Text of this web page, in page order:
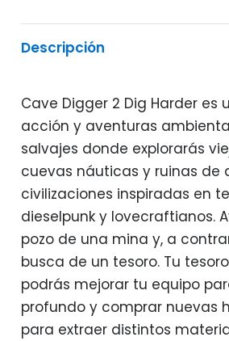
29,95€.
Descripción
Cave Digger 2 Dig Harder es
acción y aventuras
salvajes donde explorarás
cuevas náuticas y ruinas de
civilizaciones inspiradas en
dieselpunk y lovecraftianos.
pozo de una mina y, a
busca de un tesoro. Tu
podrás mejorar tu equipo
profundo y comprar nuevas
para extraer distintos